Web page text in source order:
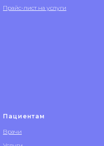
Прайс-лист на услуги
Пациентам
Врачи